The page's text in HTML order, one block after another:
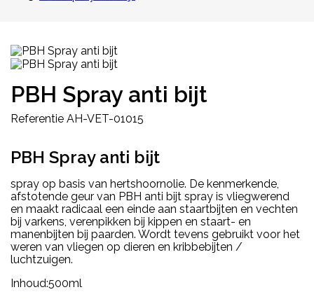
PBH Spray anti bijt
Referentie AH-VET-01015
PBH Spray anti bijt
spray op basis van hertshoornolie. De kenmerkende,
afstotende geur van PBH anti bijt spray is vliegwerend
en maakt radicaal een einde aan staartbijten en vechten
bij varkens, verenpikken bij kippen en staart- en
manenbijten bij paarden. Wordt tevens gebruikt voor het
weren van vliegen op dieren en kribbebijten /
luchtzuigen.
Inhoud:500ml